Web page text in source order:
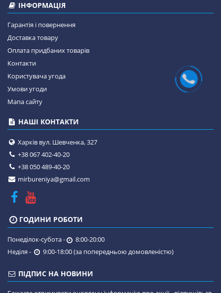
ІНФОРМАЦІЯ
Гарантія і повернення
Доставка товару
Оплата придбаних товарів
Контакти
Користувача угода
Умови угоди
Мапа сайту
НАШІ КОНТАКТИ
Харків вул. Шевченка, 327
+38 067 402-40-20
+38 050 489-40-20
mirbureniya@gmail.com
ГОДИНИ РОБОТИ
Понеділок-субота -
8:00-20:00
Неділя -
9:00-18:00 (за попередньою домовленістю)
ПІДПИС НА НОВИНИ